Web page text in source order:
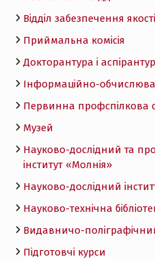
Відділ забезпечення
Приймальна комісія
Докторантура і
Інформаційно-
Первинна профспілкова
Музей
Науково-дослідний та
інститут «Молнія»
Науково-дослідний
Науково-технічна
Видавничо-
Підготовчі курси